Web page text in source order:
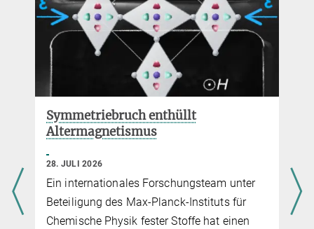
Symmetriebruch enthüllt
Altermagnetismus
28. JULI 2026
Ein internationales Forschungsteam unter
Beteiligung des Max-Planck-Instituts für
Chemische Physik fester Stoffe hat einen